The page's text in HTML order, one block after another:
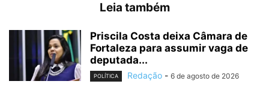
Leia também
Priscila Costa deixa Câmara de
Fortaleza para assumir vaga de
deputada...
POLÍTICA Redação - 6 de agosto de 2026